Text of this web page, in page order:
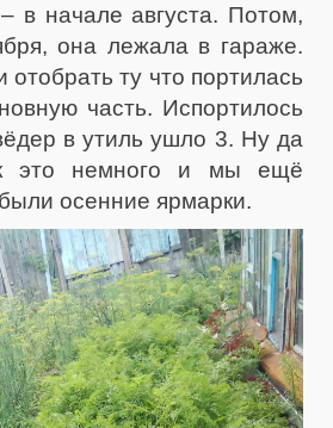
в начале августа. Потом,
она лежала в гараже.
отобрать ту что портилась
часть. Испортилось
в утиль ушло 3. Ну да
это немного и мы ещё
осенние ярмарки.